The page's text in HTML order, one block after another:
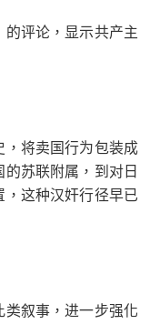
评论，显示共产主
，将卖国行为包装成
的苏联附属，到对日
这种汉奸行径早已
叙事，进一步强化